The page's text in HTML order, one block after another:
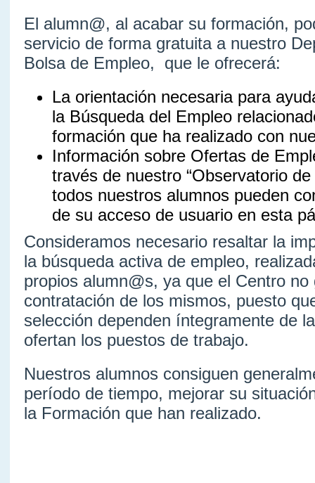
El alumn@, al acabar su formación,
servicio de forma gratuita a nuestro
Bolsa de Empleo, que le ofrecerá:
La orientación necesaria para
la Búsqueda del Empleo
formación que ha realizado con
Información sobre Ofertas de
través de nuestro “Observatorio de
todos nuestros alumnos pueden
de su acceso de usuario en esta
Consideramos necesario resaltar la
la búsqueda activa de empleo,
propios alumn@s, ya que el Centro no
contratación de los mismos, puesto
selección dependen íntegramente de
ofertan los puestos de trabajo.
Nuestros alumnos consiguen
período de tiempo, mejorar su
la Formación que han realizado.